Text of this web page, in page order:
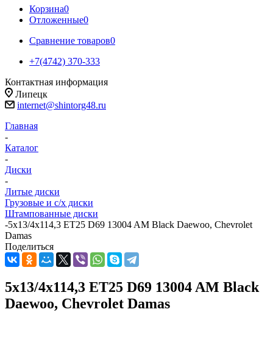
Корзина0
Отложенные0
Сравнение товаров0
+7(4742) 370-333
Контактная информация
Липецк
internet@shintorg48.ru
Главная
-
Каталог
-
Диски
-
Литые диски
Грузовые и с/х диски
Штампованные диски
-5x13/4x114,3 ET25 D69 13004 AM Black Daewoo, Chevrolet
Damas
Поделиться
5x13/4x114,3 ET25 D69 13004 AM Black
Daewoo, Chevrolet Damas